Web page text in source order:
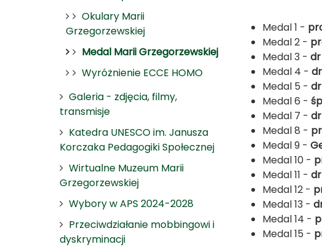
Okulary Marii
Grzegorzewskiej
Medal Marii Grzegorzewskiej
Wyróżnienie ECCE HOMO
Galeria - zdjęcia, filmy,
transmisje
Katedra UNESCO im. Janusza
Korczaka Pedagogiki Społecznej
Wirtualne Muzeum Marii
Grzegorzewskiej
Wybory w APS 2024-2028
Przeciwdziałanie mobbingowi i
dyskryminacji
Medal 1 -
Medal 2 -
Medal 3 -
Medal 4 -
Medal 5 -
Medal 6 -
Medal 7 -
Medal 8 -
Medal 9 -
Medal 10 -
Medal 11 -
Medal 12 -
Medal 13 -
Medal 14 -
Medal 15 -